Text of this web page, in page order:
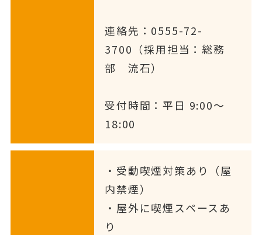
連絡先：0555-72-
3700（採用担当：総務
部 流石）
受付時間：平日 9:00〜
18:00
・受動喫煙対策あり（屋
内禁煙）
・屋外に喫煙スペースあ
り